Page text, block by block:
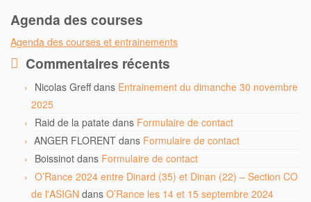
Agenda des courses
Agenda des courses et entrainements
Commentaires récents
Nicolas Greffdans Entrainement du dimanche 30 novembre
2025
Raid de la patate dans Formulaire de contact
ANGER FLORENT dans Formulaire de contact
Boissinot dans Formulaire de contact
O’Rance 2024 entre Dinard (35) et Dinan (22) – Section CO
de l'ASIGN dans O’Rance les 14 et 15 septembre 2024